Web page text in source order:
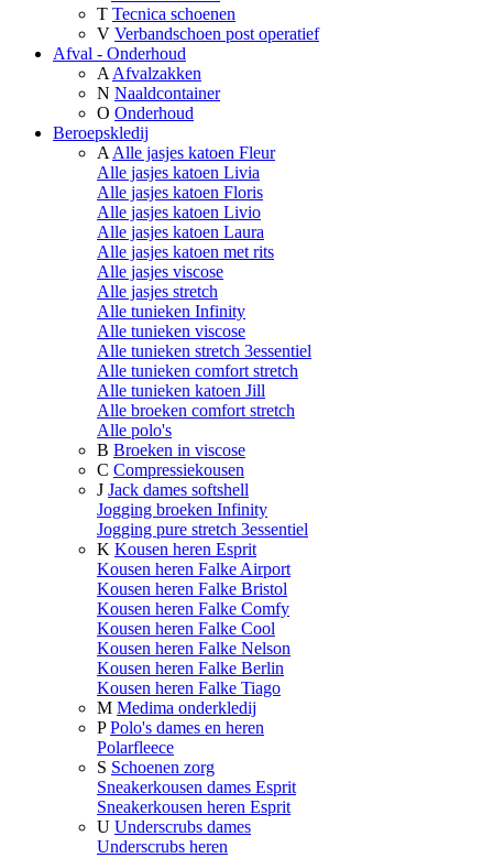
T Tecnica schoenen
V Verbandschoen post operatief
Afval - Onderhoud
A Afvalzakken
N Naaldcontainer
O Onderhoud
Beroepskledij
A Alle jasjes katoen Fleur
Alle jasjes katoen Livia
Alle jasjes katoen Floris
Alle jasjes katoen Livio
Alle jasjes katoen Laura
Alle jasjes katoen met rits
Alle jasjes viscose
Alle jasjes stretch
Alle tunieken Infinity
Alle tunieken viscose
Alle tunieken stretch 3essentiel
Alle tunieken comfort stretch
Alle tunieken katoen Jill
Alle broeken comfort stretch
Alle polo's
B Broeken in viscose
C Compressiekousen
J Jack dames softshell
Jogging broeken Infinity
Jogging pure stretch 3essentiel
K Kousen heren Esprit
Kousen heren Falke Airport
Kousen heren Falke Bristol
Kousen heren Falke Comfy
Kousen heren Falke Cool
Kousen heren Falke Nelson
Kousen heren Falke Berlin
Kousen heren Falke Tiago
M Medima onderkledij
P Polo's dames en heren
Polarfleece
S Schoenen zorg
Sneakerkousen dames Esprit
Sneakerkousen heren Esprit
U Underscrubs dames
Underscrubs heren